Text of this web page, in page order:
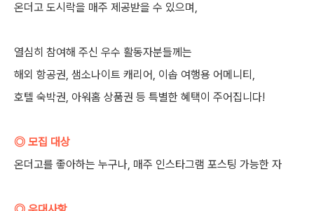
온더고 도시락을 매주 제공받을 수 있으며,
열심히 참여해 주신 우수 활동자분들께는
해외 항공권, 샘소나이트 캐리어, 이솝 여행용 어메니티,
호텔 숙박권, 아워홈 상품권 등 특별한 혜택이 주어집니다!
◎ 모집 대상
온더고를 좋아하는 누구나, 매주 인스타그램 포스팅 가능한 자